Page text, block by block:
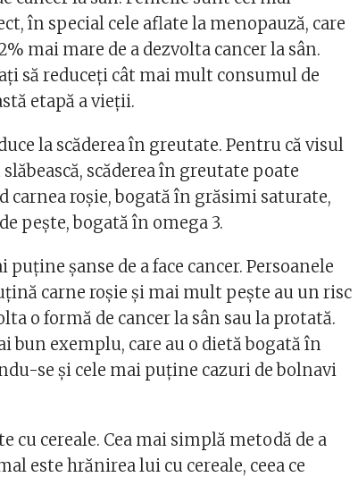
în special cele aflate la menopauză, care
mai mare de a dezvolta cancer la sân.
să reduceţi cât mai mult consumul de
etapă a vieţii.
la scăderea în greutate. Pentru că visul
scăderea în greutate poate
carnea roşie, bogată în grăsimi saturate,
peşte, bogată în omega 3.
şanse de a face cancer. Persoanele
carne roşie şi mai mult peşte au un risc
o formă de cancer la sân sau la protată.
bun exemplu, care au o dietă bogată în
se şi cele mai puţine cazuri de bolnavi
cu cereale. Cea mai simplă metodă de a
este hrănirea lui cu cereale, ceea ce